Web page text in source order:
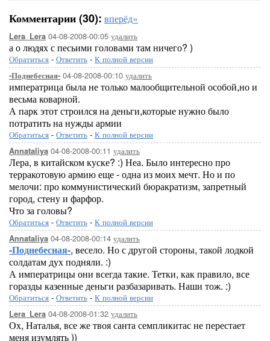
Комментарии (30): вперёд»
Lera_Lera 04-08-2008-00:05 удалить
а о людях с песьими головами там ничего? )
Обратиться - Ответить - К полной версии
-Поднебесная- 04-08-2008-00:10 удалить
императрица была не только малообщительной особой,но и
весьма коварной.
А парк этот строился на деньги,которые нужно было
потратить на нужды армии
Обратиться - Ответить - К полной версии
Annataliya 04-08-2008-00:11 удалить
Лера, в китайском куске? :) Неа. Было интересно про
терракотовую армию еще - одна из моих мечт. Но и по
мелочи: про коммунистический бюракратизм, запретный
город, стену и фарфор.
Что за головы?
Обратиться - Ответить - К полной версии
Annataliya 04-08-2008-00:14 удалить
-Поднебесная-, весело. Но с другой стороны, такой лодкой
солдатам дух подняли. :)
А императрицы они всегда такие. Тетки, как правило, все
горазды казенные деньги разбазаривать. Наши тож. :)
Обратиться - Ответить - К полной версии
Lera_Lera 04-08-2008-01:32 удалить
Ох, Наталья, все же твоя санта семпликитас не перестает
меня изумлять ))